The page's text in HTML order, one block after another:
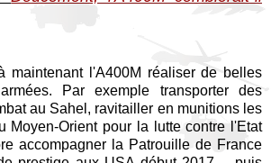
maintenant l'A400M réaliser de belles
Par exemple transporter des
au Sahel, ravitailler en munitions les
Moyen-Orient pour la lutte contre l'Etat
accompagner la Patrouille de France